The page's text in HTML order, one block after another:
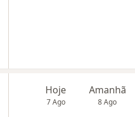
Hoje
7 Ago
Amanhã
8 Ago